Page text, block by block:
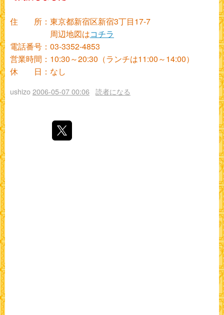
住 所：東京都新宿区新宿3丁目17-7
周辺地図はコチラ
電話番号：03-3352-4853
営業時間：10:30～20:30（ランチは11:00～14:00）
休 日：なし
ushizo2006-05-07 00:06 読者になる